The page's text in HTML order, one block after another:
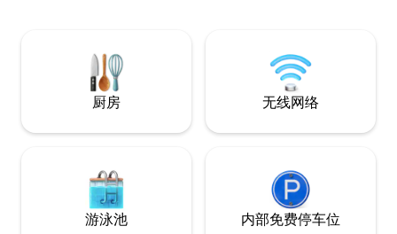
厨房 无线网络
游泳池 内部免费停车位